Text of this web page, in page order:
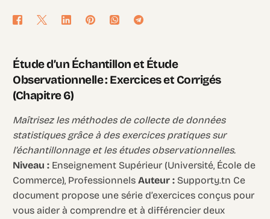
Étude d’un Échantillon et Étude
Observationnelle : Exercices et Corrigés
(Chapitre 6)
Maîtrisez les méthodes de collecte de données
statistiques grâce à des exercices pratiques sur
l’échantillonnage et les études observationnelles.
Niveau : Enseignement Supérieur (Université, École de
Commerce), ProfessionnelsAuteur : Supporty.tn Ce
document propose une série d’exercices conçus pour
vous aider à comprendre et à différencier deux